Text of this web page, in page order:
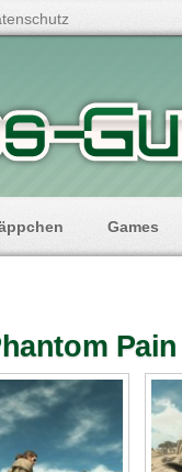
Games
Pain